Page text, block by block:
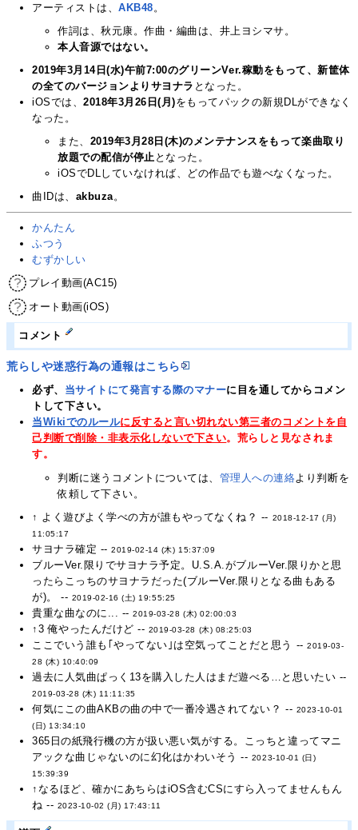
アーティストは、AKB48 。
作詞は、秋元康。作曲・編曲は、井上ヨシマサ。
本人音源ではない。
2019年3月14日(水)午前7:00のグリーンVer.稼動をもって、新筐体
の全てのバージョンよりサヨナラ となった。
iOSでは、2018年3月26日(月)をもってパックの新規DLができなく
なった。
また、 2019年3月28日(木)のメンテナンスをもって楽曲取り
放題での配信が停止 となった。
iOSでDLしていなければ、どの作品でも遊べなくなった。
曲IDは、 akbuza。
かんたん
ふつう
むずかしい
プレイ動画(AC15)
オート動画(iOS)
コメント
荒らしや迷惑行為の通報はこちら
必ず、 当サイトにて発言する際のマナーに目を通してからコメン
トして下さい。
当Wikiでのルールに反すると言い切れない第三者のコメントを自
己判断で削除・非表示化しないで下さい。荒らしと見なされま
す。
判断に迷うコメントについては、 管理人への連絡より判断を
依頼して下さい。
↑ よく遊びよく学べの方が誰もやってなくね？ -- 2018-12-17 (月)
11:05:17
サヨナラ確定 --2019-02-14 (木) 15:37:09
ブルーVer.限りでサヨナラ予定。U.S.A.がブルーVer.限りかと思
ったらこっちのサヨナラだった(ブルーVer.限りとなる曲もある
が)。 -- 2019-02-16 (土) 19:55:25
貴重な曲なのに... --2019-03-28 (木) 02:00:03
↑3 俺やったんだけど -- 2019-03-28 (木) 08:25:03
ここでいう誰も｢やってない｣は空気ってことだと思う --2019-03-
28 (木) 10:40:09
過去に人気曲ぱっく13を購入した人はまだ遊べる…と思いたい --
2019-03-28 (木) 11:11:35
何気にこの曲AKBの曲の中で一番冷遇されてない？ -- 2023-10-01
(日) 13:34:10
365日の紙飛行機の方が扱い悪い気がする。こっちと違ってマニ
アックな曲じゃないのに幻化はかわいそう -- 2023-10-01 (日)
15:39:39
↑なるほど、確かにあちらはiOS含むCSにすら入ってませんもん
ね -- 2023-10-02 (月) 17:43:11